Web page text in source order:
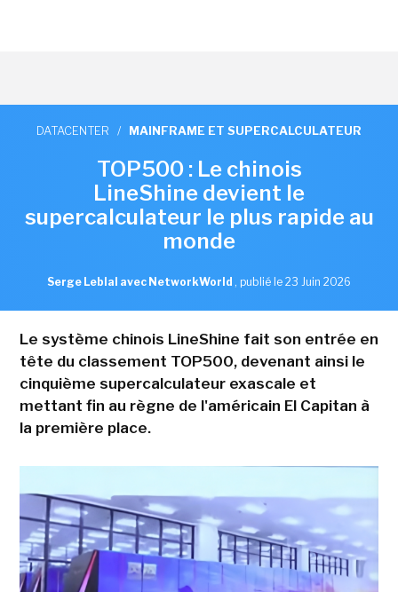
DATACENTER / MAINFRAME ET SUPERCALCULATEUR
TOP500 : Le chinois
LineShine devient le
supercalculateur le plus rapide au
monde
Serge Leblal avec NetworkWorld , publié le 23 Juin 2026
Le système chinois LineShine fait son entrée en
tête du classement TOP500, devenant ainsi le
cinquième supercalculateur exascale et
mettant fin au règne de l'américain El Capitan à
la première place.